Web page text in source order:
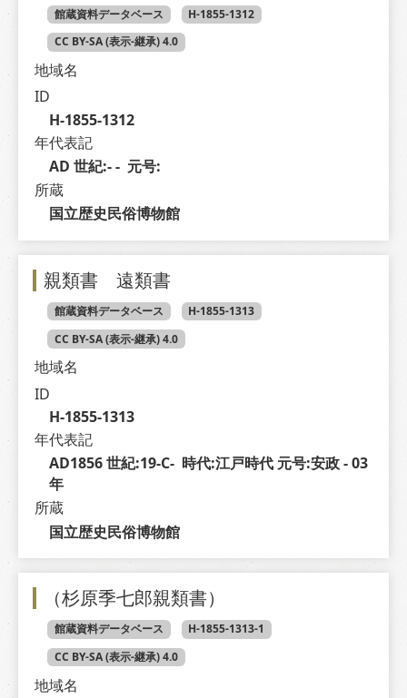
館蔵資料データベース
H-1855-1312
CC BY-SA (表示-継承) 4.0
地域名
ID
H-1855-1312
年代表記
AD 世紀:- -  元号:
所蔵
国立歴史民俗博物館
親類書 遠類書
館蔵資料データベース
H-1855-1313
CC BY-SA (表示-継承) 4.0
地域名
ID
H-1855-1313
年代表記
AD1856 世紀:19-C-  時代:江戸時代 元号:安政 - 03
年
所蔵
国立歴史民俗博物館
（杉原季七郎親類書）
館蔵資料データベース
H-1855-1313-1
CC BY-SA (表示-継承) 4.0
地域名